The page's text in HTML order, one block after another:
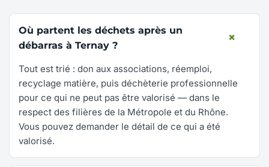
Où partent les déchets après un
débarras à Ternay ?
Tout est trié : don aux associations, réemploi,
recyclage matière, puis déchèterie professionnelle
pour ce qui ne peut pas être valorisé — dans le
respect des filières de la Métropole et du Rhône.
Vous pouvez demander le détail de ce qui a été
valorisé.